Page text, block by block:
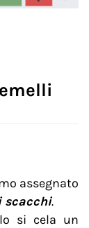
assegnato
scacchi.
si cela un